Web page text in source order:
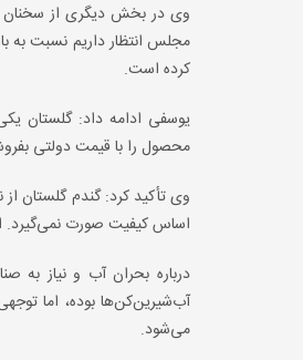
وی در بخش دیگری از سخنان
مجلس انتظار داریم نسبت به
کرده است.
یوسفی ادامه داد: گلستان
محصول را با قیمت دولتی
وی تأکید کرد: گندم گلستان از
اساس کیفیت صورت نمی‌گیرد.
درباره بحران آب و نیاز به
می‌شود.